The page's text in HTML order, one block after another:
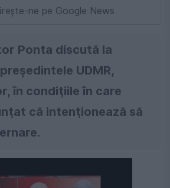
ne pe Google News
Ponta discută la
UDMR,
în condiţiile în care
că intenţionează să